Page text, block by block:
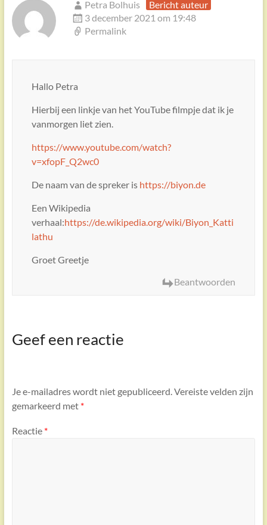
Petra Bolhuis
Bericht auteur
3 december 2021 om 19:48
Permalink
Hallo Petra
Hierbij een linkje van het YouTube filmpje dat ik je
vanmorgen liet zien.
https://www.youtube.com/watch?
v=xfopF_Q2wc0
De naam van de spreker is https://biyon.de
Een Wikipedia
verhaal:https://de.wikipedia.org/wiki/Biyon_Katti
lathu
Groet Greetje
Beantwoorden
Geef een reactie
Je e-mailadres wordt niet gepubliceerd.Vereiste velden zijn
gemarkeerd met *
Reactie *